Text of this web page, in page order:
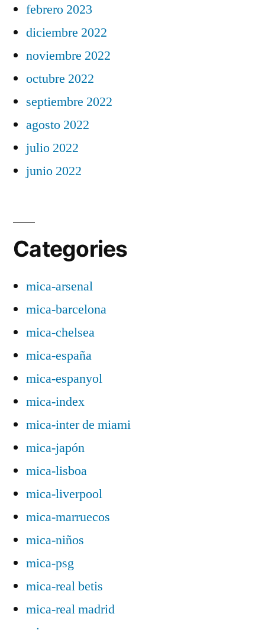
febrero 2023
diciembre 2022
noviembre 2022
octubre 2022
septiembre 2022
agosto 2022
julio 2022
junio 2022
Categories
mica-arsenal
mica-barcelona
mica-chelsea
mica-españa
mica-espanyol
mica-index
mica-inter de miami
mica-japón
mica-lisboa
mica-liverpool
mica-marruecos
mica-niños
mica-psg
mica-real betis
mica-real madrid